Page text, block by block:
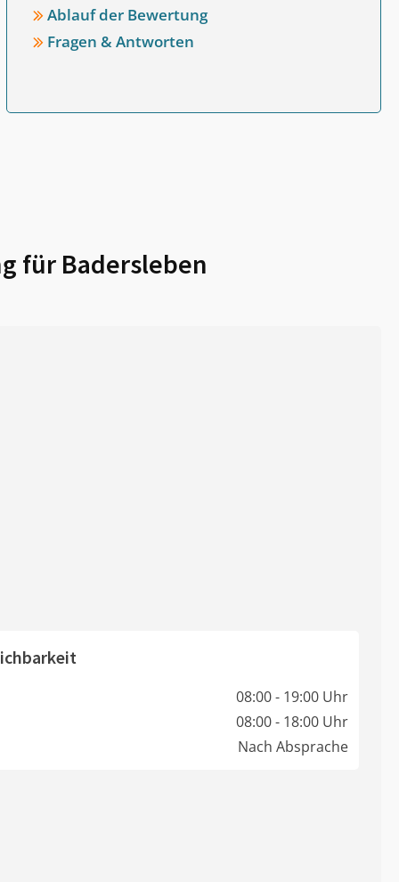
Ablauf der Bewertung
Fragen & Antworten
für Badersleben
08:00 - 19:00 Uhr
08:00 - 18:00 Uhr
Nach Absprache